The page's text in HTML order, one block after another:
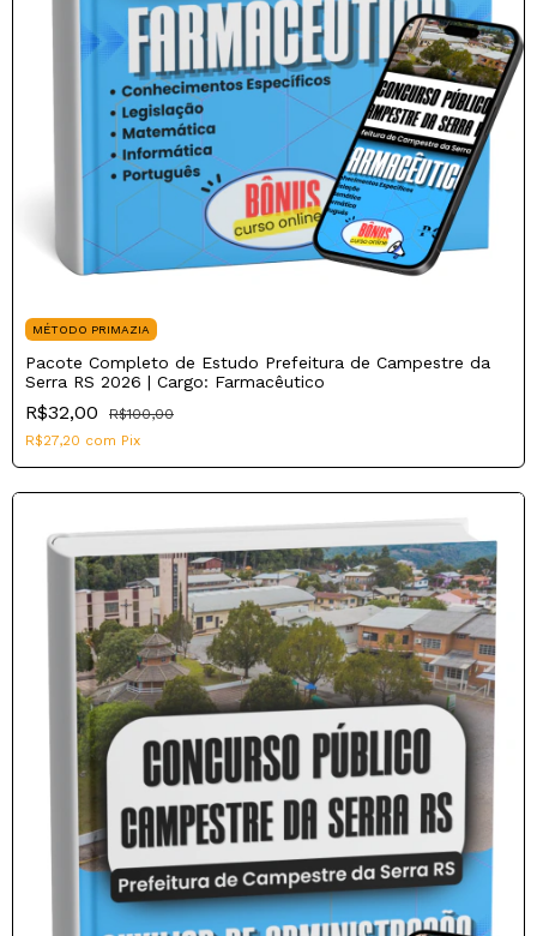
MÉTODO PRIMAZIA
Pacote Completo de Estudo Prefeitura de Campestre da
Serra RS 2026 | Cargo: Farmacêutico
R$32,00
R$100,00
R$27,20 com Pix